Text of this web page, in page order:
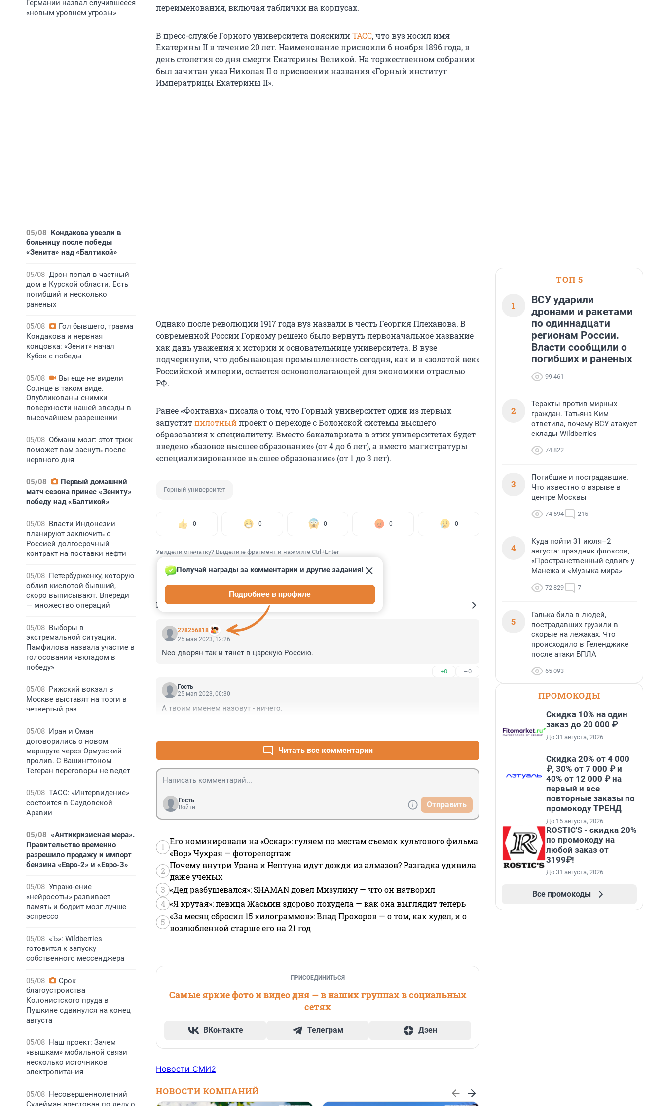
Германии назвал случившееся
«новым уровнем угрозы»
05/08 Кондакова увезли в
больницу после победы
«Зенита» над «Балтикой»
05/08 Дрон попал в частный
дом в Курской области. Есть
погибший и несколько
раненых
05/08
Гол бывшего, травма
Кондакова и нервная
концовка: «Зенит» начал
Кубок с победы
05/08
Вы еще не видели
Солнце в таком виде.
Опубликованы снимки
поверхности нашей звезды в
высочайшем разрешении
05/08 Обмани мозг: этот трюк
поможет вам заснуть после
нервного дня
05/08
Первый домашний
матч сезона принес «Зениту»
победу над «Балтикой»
05/08 Власти Индонезии
планируют заключить с
Россией долгосрочный
контракт на поставки нефти
05/08 Петербурженку, которую
облил кислотой бывший,
скоро выписывают. Впереди
— множество операций
05/08 Выборы в
экстремальной ситуации.
Памфилова назвала участие в
голосовании «вкладом в
победу»
05/08 Рижский вокзал в
Москве выставят на торги в
четвертый раз
05/08 Иран и Оман
договорились о новом
маршруте через Ормузский
пролив. С Вашингтоном
Тегеран переговоры не ведет
05/08 ТАСС: «Интервидение»
состоится в Саудовской
Аравии
05/08 «Антикризисная мера».
Правительство временно
разрешило продажу и импорт
бензина «Евро-2» и «Евро-3»
05/08 Упражнение
«нейросоты» развивает
память и бодрит мозг лучше
эспрессо
05/08 «Ъ»: Wildberries
готовится к запуску
собственного мессенджера
05/08
Срок
благоустройства
Колонистского пруда в
Пушкине сдвинулся на конец
августа
05/08 Наш проект: Зачем
«вышкам» мобильной связи
несколько источников
электропитания
05/08 Несовершеннолетний
Сулейман арестован по делу о
переименования, включая таблички на корпусах.
В пресс-службе Горного университета пояснилиТАСС, что вуз носил имя
Екатерины II в течение 20 лет. Наименование присвоили 6 ноября 1896 года, в
день столетия со дня смерти Екатерины Великой. На торжественном собрании
был зачитан указ Николая II о присвоении названия «Горный институт
Императрицы Екатерины II».
Однако после революции 1917 года вуз назвали в честь Георгия Плеханова. В
современной России Горному решено было вернуть первоначальное название
как дань уважения к истории и основательнице университета. В вузе
подчеркнули, что добывающая промышленность сегодня, как и в «золотой век»
Российской империи, остается основополагающей для экономики отраслью
РФ.
Ранее «Фонтанка» писала о том, что Горный университет один из первых
запуститпилотныйпроект о переходе с Болонской системы высшего
образования к специалитету. Вместо бакалавриата в этих университетах будет
введено «базовое высшее образование» (от 4 до 6 лет), а вместо магистратуры
«специализированное высшее образование» (от 1 до 3 лет).
Горный университет
0 0 0 0 0
Увидели опечатку? Выделите фрагмент и нажмите Ctrl+Enter
КОММЕНТАРИИ 3
278256818
Получай награды за комментарии и другие задания!
Подробнее в профиле
25 мая 2023, 12:26
Neo дворян так и тянет в царскую Россию.
+0 –0
Гость
25 мая 2023, 00:30
А твоим именем назовут - ничего.
Читать все комментарии
Гость
Войти
Отправить
1
Его номинировали на «Оскар»: гуляем по местам съемок культового фильма
«Вор» Чухрая — фоторепортаж
2
Почему внутри Урана и Нептуна идут дожди из алмазов? Разгадка удивила
даже ученых
3 «Дед разбушевался»: SHAMAN довел Мизулину — что он натворил
4 «Я крутая»: певица Жасмин здорово похудела — как она выглядит теперь
5
«За месяц сбросил 15 килограммов»: Влад Прохоров — о том, как худел, и о
возлюбленной старше его на 21 год
ПРИСОЕДИНИТЬСЯ
Самые яркие фото и видео дня — в наших группах в социальных
сетях
ВКонтакте Телеграм Дзен
Новости СМИ2
НОВОСТИ КОМПАНИЙ
ТОП 5
1
ВСУ ударили
дронами и ракетами
по одиннадцати
регионам России.
Власти сообщили о
погибших и раненых
99 461
2
Теракты против мирных
граждан. Татьяна Ким
ответила, почему ВСУ атакует
склады Wildberries
74 822
3
Погибшие и пострадавшие.
Что известно о взрыве в
центре Москвы
74 594 215
4
Куда пойти 31 июля–2
августа: праздник флоксов,
«Пространственный сдвиг» у
Манежа и «Музыка мира»
72 829 7
5
Галька била в людей,
пострадавших грузили в
скорые на лежаках. Что
происходило в Геленджике
после атаки БПЛА
65 093
ПРОМОКОДЫ
Скидка 10% на один
заказ до 20 000 ₽
До 31 августа, 2026
Скидка 20% от 4 000
₽, 30% от 7 000 ₽ и
40% от 12 000 ₽ на
первый и все
повторные заказы по
промокоду ТРЕНД
До 15 августа, 2026
ROSTIC'S - скидка 20%
по промокоду на
любой заказ от
3199₽!
До 31 августа, 2026
Все промокоды